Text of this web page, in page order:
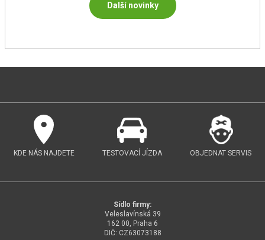
Další novinky
KDE NÁS NAJDETE TESTOVACÍ JÍZDA OBJEDNAT SERVIS
Sídlo firmy:
Veleslavínská 39
162 00, Praha 6
DIČ: CZ63073188